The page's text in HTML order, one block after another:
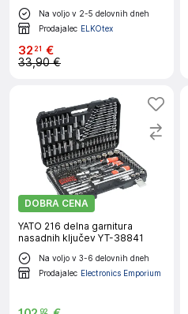
Na voljo v 2-5 delovnih dneh
Prodajalec ELKOtex
32 21 €
33,90 €
DOBRA CENA
YATO 216 delna garnitura
nasadnih ključev YT-38841
Na voljo v 3-6 delovnih dneh
Prodajalec Electronics Emporium
92